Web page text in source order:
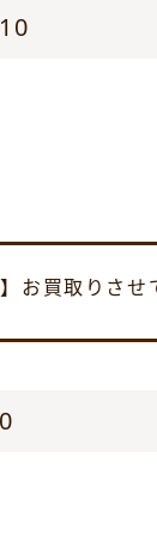
お買取りさせ